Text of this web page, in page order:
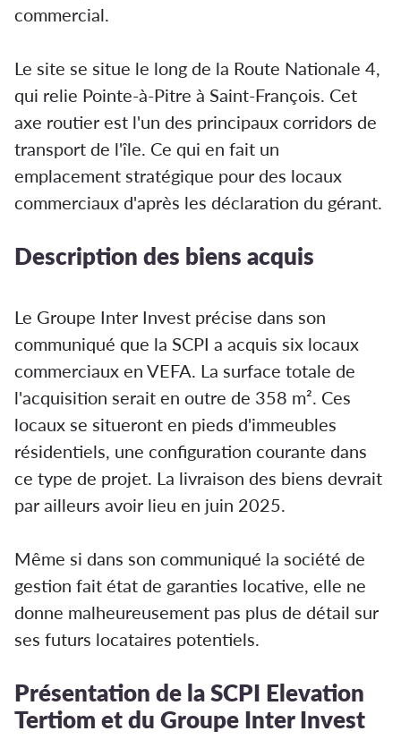
commercial.
Le site se situe le long de la Route Nationale 4,
qui relie Pointe-à-Pitre à Saint-François. Cet
axe routier est l'un des principaux corridors de
transport de l'île. Ce qui en fait un
emplacement stratégique pour des locaux
commerciaux d'après les déclaration du gérant.
Description des biens acquis
Le Groupe Inter Invest précise dans son
communiqué que la SCPI a acquis six locaux
commerciaux en VEFA. La surface totale de
l'acquisition serait en outre de 358 m². Ces
locaux se situeront en pieds d'immeubles
résidentiels, une configuration courante dans
ce type de projet. La livraison des biens devrait
par ailleurs avoir lieu en juin 2025.
Même si dans son communiqué la société de
gestion fait état de garanties locative, elle ne
donne malheureusement pas plus de détail sur
ses futurs locataires potentiels.
Présentation de la SCPI Elevation
Tertiom et du Groupe Inter Invest